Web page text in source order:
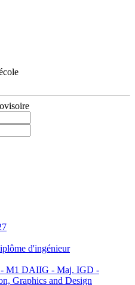
d'ingénieur
M1 DAIIG - Maj. IGD -
Graphics and Design